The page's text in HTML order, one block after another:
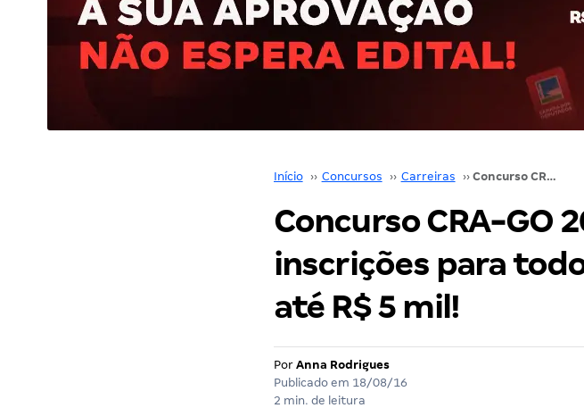
Início ›› Concursos ›› Carreiras ›› Concurso CRA-GO 2016: Último dia de inscrições para todos os níveis. Inicial de até R$ 5 mil!
Concurso CRA-GO
inscrições para
até R$ 5 mil!
Por Anna Rodrigues
Publicado em 18/08/16
2 min. de leitura